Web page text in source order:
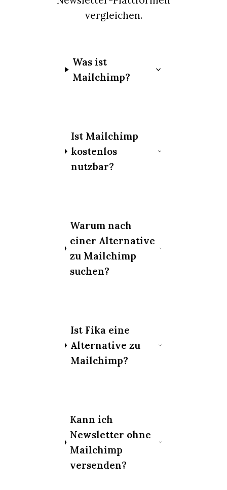
vergleichen.
Was ist
Mailchimp?
Ist Mailchimp
kostenlos
nutzbar?
Warum nach
einer Alternative
zu Mailchimp
suchen?
Ist Fika eine
Alternative zu
Mailchimp?
Kann ich
Newsletter ohne
Mailchimp
versenden?